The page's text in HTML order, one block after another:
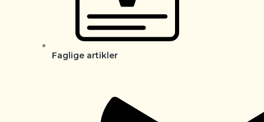
Faglige artikler